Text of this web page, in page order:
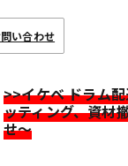
い合わせ
>>イケベ ドラム
ッティング、資材
せ～